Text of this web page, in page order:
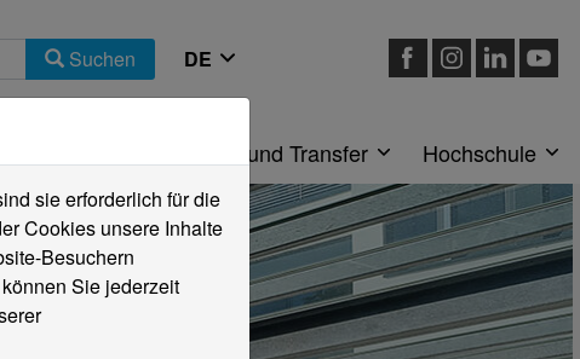
Suchen
Forschung und Transfer Hochschule
sie erforderlich für die
Cookies unsere Inhalte
Besuchern
Sie jederzeit